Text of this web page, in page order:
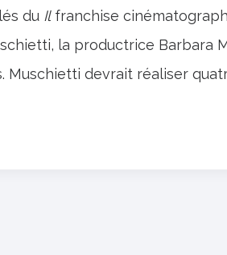
du Ilfranchise
la productrice Barbara
Muschietti devrait réaliser